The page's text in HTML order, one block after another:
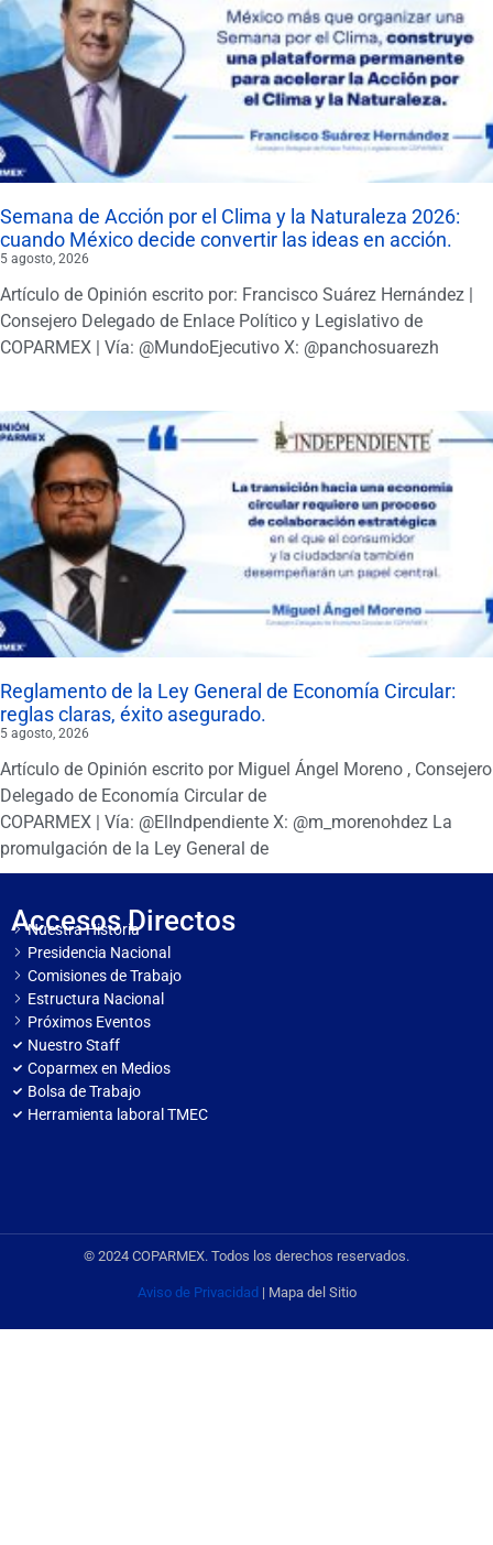
Semana de Acción por el Clima y la Naturaleza 2026:
cuando México decide convertir las ideas en acción.
5 agosto, 2026
Artículo de Opinión escrito por: Francisco Suárez Hernández |
Consejero Delegado de Enlace Político y Legislativo de
COPARMEX | Vía: @MundoEjecutivo X: @panchosuarezh
Reglamento de la Ley General de Economía Circular:
reglas claras, éxito asegurado.
5 agosto, 2026
Artículo de Opinión escrito por Miguel Ángel Moreno , Consejero
Delegado de Economía Circular de
COPARMEX | Vía: @ElIndpendiente X: @m_morenohdez La
promulgación de la Ley General de
Accesos Directos
Nuestra Historia
Presidencia Nacional
Comisiones de Trabajo
Estructura Nacional
Próximos Eventos
Nuestro Staff
Coparmex en Medios
Bolsa de Trabajo
Herramienta laboral TMEC
© 2024 COPARMEX. Todos los derechos reservados.
Aviso de Privacidad| Mapa del Sitio